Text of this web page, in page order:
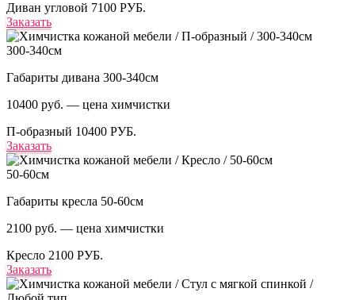
Диван угловой 7100 РУБ.
Заказать
300-340см
Габариты дивана 300-340см
10400 руб. — цена химчистки
П-образный 10400 РУБ.
Заказать
50-60см
Габариты кресла 50-60см
2100 руб. — цена химчистки
Кресло 2100 РУБ.
Заказать